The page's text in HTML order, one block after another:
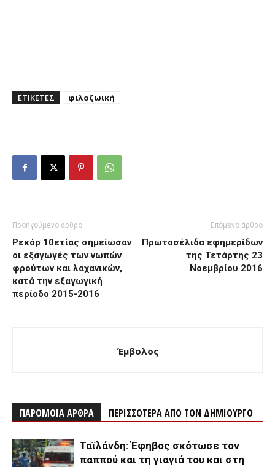
ΕΤΙΚΕΤΕΣ φιλοζωική
Προηγούμενο άρθρο
Ρεκόρ 10ετίας σημείωσαν
οι εξαγωγές των νωπών
φρούτων και λαχανικών,
κατά την εξαγωγική
περίοδο 2015-2016
Επόμενο άρθρο
Πρωτοσέλιδα εφημερίδων
της Τετάρτης 23
Νοεμβρίου 2016
Έμβολος
ΠΑΡΟΜΟΙΑ ΑΡΘΡΑ ΠΕΡΙΣΣΟΤΕΡΑ ΑΠΟ ΤΟΝ ΔΗΜΙΟΥΡΓΟ
Ταϊλάνδη: Έφηβος σκότωσε τον
παππού και τη γιαγιά του και στη